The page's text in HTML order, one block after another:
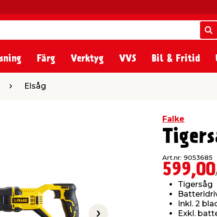
Färg Verktyg VVS Bil & Fritid
Elsåg
Falke
Art.nr: 9053685
599,00
Tigersåg
Inkl. 2
Exkl.